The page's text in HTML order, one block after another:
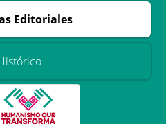
Editoriales